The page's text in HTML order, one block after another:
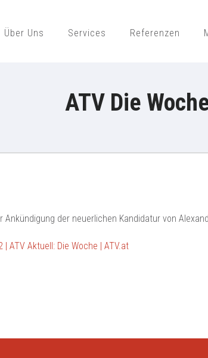
Public Opinion
Über Uns Services Referenzen
ATV Die
der neuerlichen Kandidatur von
ATV Aktuell: Die Woche | ATV.at